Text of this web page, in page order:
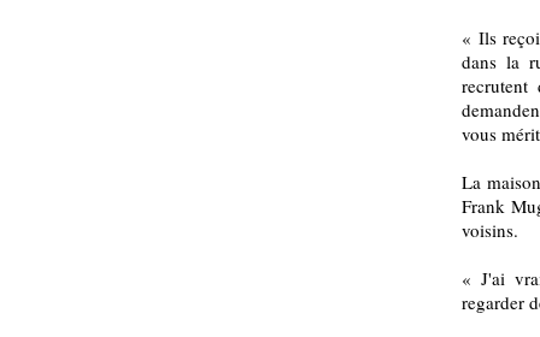
« Ils
dans la
vous
La
Frank
voisins.
« J'ai
regarder